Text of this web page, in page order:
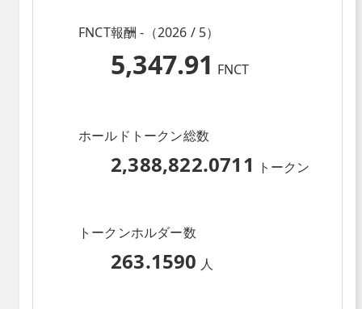
FNCT報酬 -（2026 / 5）
5,347.91 FNCT
ホールドトークン総数
2,388,822.0711 トークン
トークンホルダー数
263.1590 人